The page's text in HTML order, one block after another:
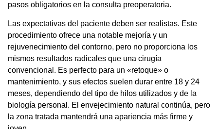
pasos obligatorios en la consulta preoperatoria.
Las expectativas del paciente deben ser realistas. Este
procedimiento ofrece una notable mejoría y un
rejuvenecimiento del contorno, pero no proporciona los
mismos resultados radicales que una cirugía
convencional. Es perfecto para un «retoque» o
mantenimiento, y sus efectos suelen durar entre 18 y 24
meses, dependiendo del tipo de hilos utilizados y de la
biología personal. El envejecimiento natural continúa, pero
la zona tratada mantendrá una apariencia más firme y